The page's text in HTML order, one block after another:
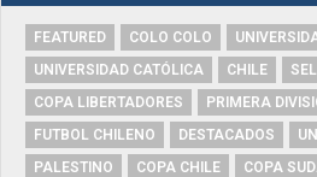
FEATURED COLO COLO
UNIVERSIDAD CATÓLICA
CHILE
COPA LIBERTADORES
PRIMERA
FUTBOL CHILENO
DESTACADOS
PALESTINO
COPA CHILE
COPA